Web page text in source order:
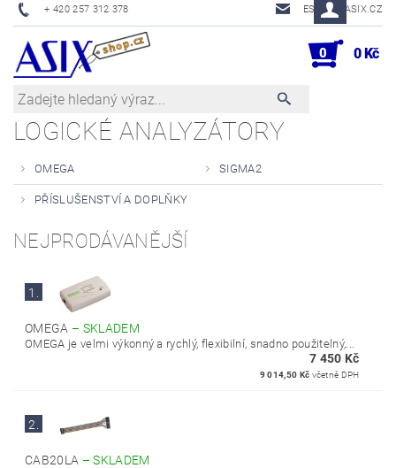
+ 420 257 312 378 ESHOP@ASIX.CZ
0 0 Kč
LOGICKÉ ANALYZÁTORY
OMEGA SIGMA2
PŘÍSLUŠENSTVÍ A DOPLŇKY
NEJPRODÁVANĚJŠÍ
1.
OMEGA – SKLADEM
OMEGA je velmi výkonný a rychlý, flexibilní, snadno použitelný,...
7 450 Kč
9 014,50 Kč včetně DPH
2.
CAB20LA –SKLADEM